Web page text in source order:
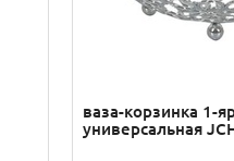
ваза-корзинка 1-
универсальная